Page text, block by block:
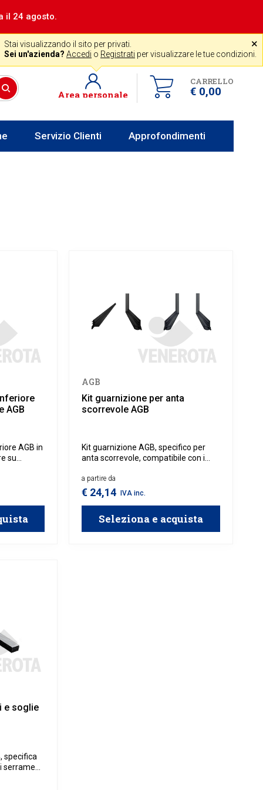
il 24 agosto.
Assistenza gratuita
lun al ven 8-12 14-18 +39 0341 256700 ˟
Stai visualizzando il sito per privati.
Sei un'azienda? Accedi o Registrati per visualizzare le tue condizioni.
CARRELLO
€ 0,00
Area personale
Servizio Clienti Approfondimenti
AGB
AGB in
su
AGB
Kit guarnizione per anta
scorrevole AGB
Kit guarnizione AGB, specifico per
anta scorrevole, compatibile con i
Base.
a partire da
€ 24,14 IVA inc.
Seleziona e acquista
e soglie
specifica